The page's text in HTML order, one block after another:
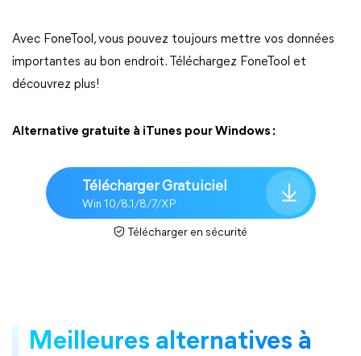
Avec FoneTool, vous pouvez toujours mettre vos données
importantes au bon endroit. Téléchargez FoneTool et
découvrez plus!
Alternative gratuite à iTunes pour Windows :
Télécharger Gratuiciel
Win 10/8.1/8/7/XP
Télécharger en sécurité
Meilleures alternatives à